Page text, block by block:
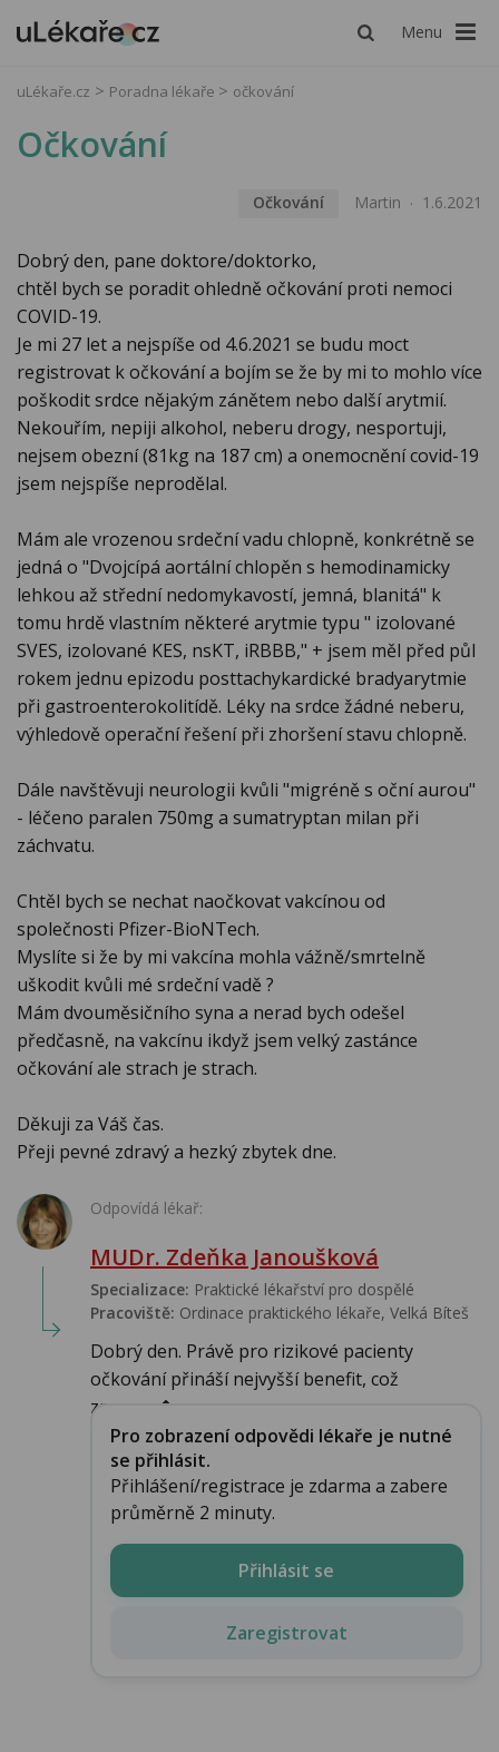
Menu
uLékaře.cz Poradna lékaře očkování
Očkování
Očkování Martin 1.6.2021
Dobrý den, pane doktore/doktorko,
chtěl bych se poradit ohledně očkování proti nemoci
COVID-19.
Je mi 27 let a nejspíše od 4.6.2021 se budu moct
registrovat k očkování a bojím se že by mi to mohlo více
poškodit srdce nějakým zánětem nebo další arytmií.
Nekouřím, nepiji alkohol, neberu drogy, nesportuji,
nejsem obezní (81kg na 187 cm) a onemocnění covid-19
jsem nejspíše neprodělal.
Mám ale vrozenou srdeční vadu chlopně, konkrétně se
jedná o "Dvojcípá aortální chlopěn s hemodinamicky
lehkou až střední nedomykavostí, jemná, blanitá" k
tomu hrdě vlastním některé arytmie typu " izolované
SVES, izolované KES, nsKT, iRBBB," + jsem měl před půl
rokem jednu epizodu posttachykardické bradyarytmie
při gastroenterokolitídě. Léky na srdce žádné neberu,
výhledově operační řešení při zhoršení stavu chlopně.
Dále navštěvuji neurologii kvůli "migréně s oční aurou"
- léčeno paralen 750mg a sumatryptan milan při
záchvatu.
Chtěl bych se nechat naočkovat vakcínou od
společnosti Pfizer-BioNTech.
Myslíte si že by mi vakcína mohla vážně/smrtelně
uškodit kvůli mé srdeční vadě ?
Mám dvouměsičního syna a nerad bych odešel
předčasně, na vakcínu ikdyž jsem velký zastánce
očkování ale strach je strach.
Děkuji za Váš čas.
Přeji pevné zdravý a hezký zbytek dne.
Odpovídá lékař:
MUDr. Zdeňka Janoušková
Specializace: Praktické lékařství pro dospělé
Pracoviště: Ordinace praktického lékaře, Velká Bíteš
Dobrý den. Právě pro rizikové pacienty
očkování přináší nejvyšší benefit, což
znamen�...
Pro zobrazení odpovědi lékaře je nutné
se přihlásit.
Přihlášení/registrace je zdarma a zabere
průměrně 2 minuty.
Přihlásit se
Zaregistrovat